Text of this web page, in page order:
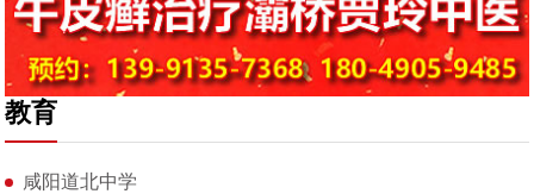
教育
咸阳道北中学